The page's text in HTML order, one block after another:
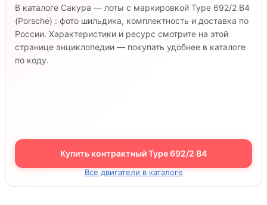
В каталоге Сакура — лоты с маркировкой Type 692/2 B4
(Porsche) : фото шильдика, комплектность и доставка по
России. Характеристики и ресурс смотрите на этой
странице энциклопедии — покупать удобнее в каталоге
по коду.
Купить контрактный Type 692/2 B4
Все двигатели в каталоге